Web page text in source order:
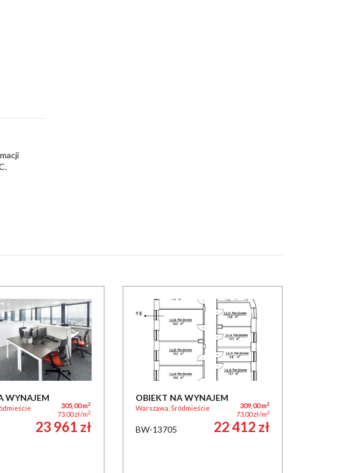
WYNAJEM
305,00 m2
73,00 zł/m2
23 961 zł
OBIEKT NA WYNAJEM
Warszawa, Śródmieście 309,00 m2
73,00 zł/m2
BW-13705 22 412 zł